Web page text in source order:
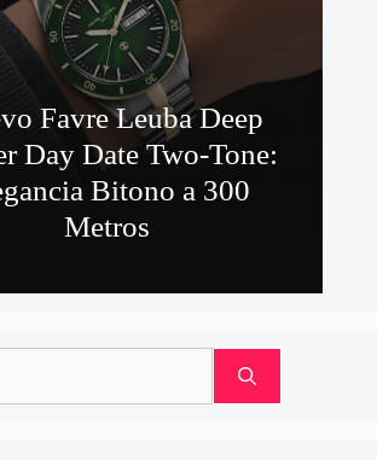
Favre Leuba Deep
Day Date Two-Tone:
Bitono a 300
Metros